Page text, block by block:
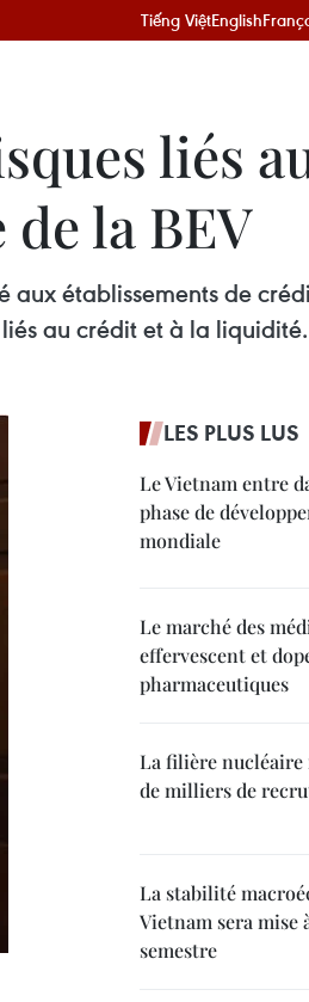
Tiếng ViệtEnglish
liés
la BEV
aux établissements de
au crédit et à la liquidité.
LES PLUS LUS
Le Vietnam entre
phase de
mondiale
Le marché des
effervescent et
pharmaceutiques
La filière nucléaire
de milliers de
La stabilité
Vietnam sera mise
semestre